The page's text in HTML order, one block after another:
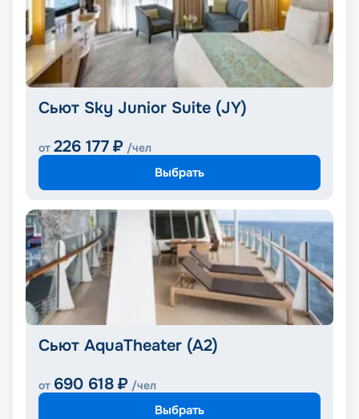
Сьют Sky Junior Suite (JY)
от 226 177 ₽ /чел
Выбрать
Сьют AquaTheater (A2)
от 690 618 ₽ /чел
Выбрать